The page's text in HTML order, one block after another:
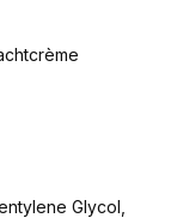
Glycol,